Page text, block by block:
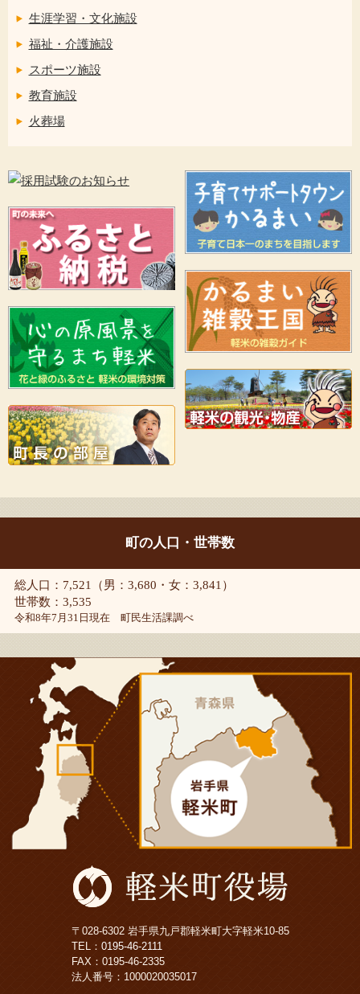
生涯学習・文化施設
福祉・介護施設
スポーツ施設
教育施設
火葬場
町の人口・世帯数
総人口：7,521（男：3,680・女：3,841）
世帯数：3,535
令和8年7月31日現在 町民生活課調べ
〒028-6302 岩手県九戸郡軽米町大字軽米10-85
TEL： 0195-46-2111
FAX：0195-46-2335
法人番号：1000020035017